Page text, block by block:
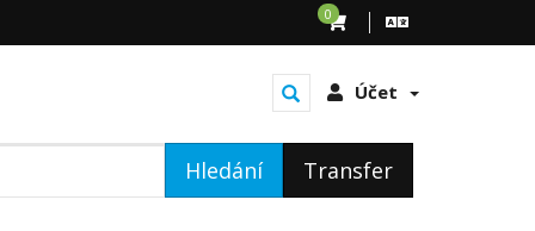
0
Účet
Hledání Transfer